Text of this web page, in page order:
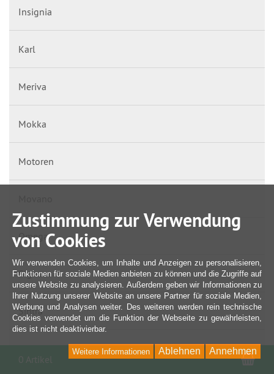
Insignia
Karl
Meriva
Mokka
Motoren
Omega
Signum
Sintra
Zustimmung zur Verwendung
von Cookies
Wir verwenden Cookies, um Inhalte und Anzeigen zu personalisieren,
Funktionen für soziale Medien anbieten zu können und die Zugriffe auf
unsere Website zu analysieren. Außerdem geben wir Informationen zu
Ihrer Nutzung unserer Website an unsere Partner für soziale Medien,
Werbung und Analysen weiter. Des weiteren werden rein technische
Cookies verwendet um die Funktion der Webseite zu gewährleisten,
dies ist nicht deaktivierbar.
Annehmen
Ablehnen
Weitere Informationen